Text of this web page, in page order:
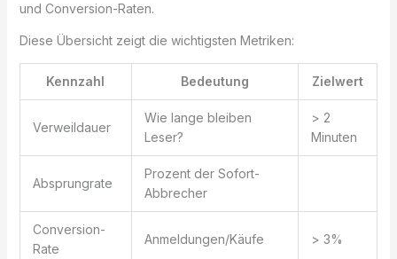
und Conversion-Raten.
Diese Übersicht zeigt die wichtigsten Metriken:
Kennzahl Bedeutung Zielwert
Verweildauer
Wie lange bleiben
Leser?
> 2
Minuten
Absprungrate
Prozent der Sofort-
Abbrecher
Conversion-
Rate
Anmeldungen/Käufe > 3%